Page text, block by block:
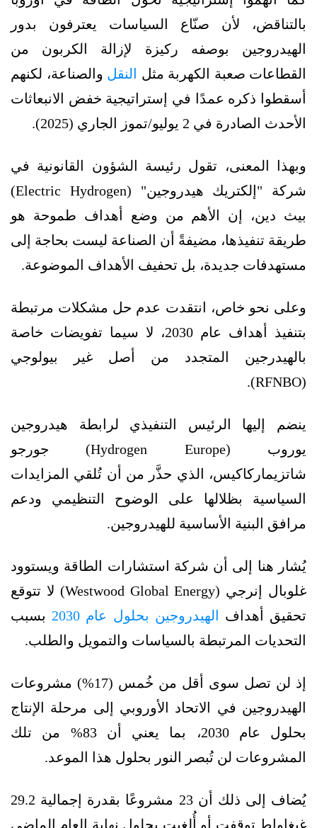
بالتناقض، لأن صنّاع السياسات يعترفون بدور
الهيدروجين بوصفه ركيزة لإزالة الكربون من
القطاعات صعبة الكهربة مثل
النقل والصناعة، لكنهم
أسقطوا ذكره عمدًا في إستراتيجية خفض الانبعاثات
الأحدث الصادرة في 2 يوليو/تموز الجاري (2025).
وبهذا المعنى، تقول رئيسة الشؤون القانونية في
شركة "إلكتريك هيدروجين" (Electric Hydrogen)
بيث دين، إن الأهم من وضع أهداف طموحة هو
طريقة تنفيذها، مضيفةً أن الصناعة ليست بحاجة إلى
مستهدفات جديدة، بل تحفيف الأهداف الموضوعة.
وعلى نحو خاص، انتقدت عدم حل مشكلات مرتبطة
بتنفيذ أهداف عام 2030، لا سيما تفويضات خاصة
بالهيدرجين المتجدد من أصل غير بيولوجي
(RFNBO).
ينضم إليها الرئيس التنفيذي لرابطة هيدروجين
يوروب (Hydrogen Europe) جورجو
شاتزيماركاكيس، الذي حذَّر من أن تُلقي المزايدات
السياسية بظلالها على الوضوح التنظيمي ودعم
مرافق البنية الأساسية للهيدروجين.
يُشار هنا إلى أن شركة استشارات الطاقة ويستوود
غلوبال إنرجي (Westwood Global Energy) لا تتوقع
تحقيق أهداف
الهيدروجين بحلول عام 2030
بسبب
التحديات المرتبطة بالسياسات والتمويل والطلب.
إذ لن تصل سوى أقل من خُمس (17%) مشروعات
الهيدروجين في الاتحاد الأوروبي إلى مرحلة الإنتاج
بحلول عام 2030، بما يعني أن 83% من تلك
المشروعات لن تُبصر النور بحلول هذا الموعد.
يُضاف إلى ذلك أن 23 مشروعًا بقدرة إجمالية 29.2
غيغاواط توقفت أو أُلغيت بحلول نهاية العام الماضي